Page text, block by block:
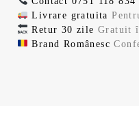
Livrare gratuita
Retur 30 zile Gratuit
Brand Românesc